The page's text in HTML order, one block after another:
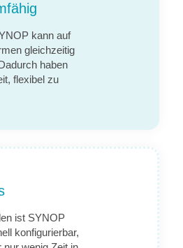
kann auf
gleichzeitig
haben
flexibel zu
ist SYNOP
konfigurierbar,